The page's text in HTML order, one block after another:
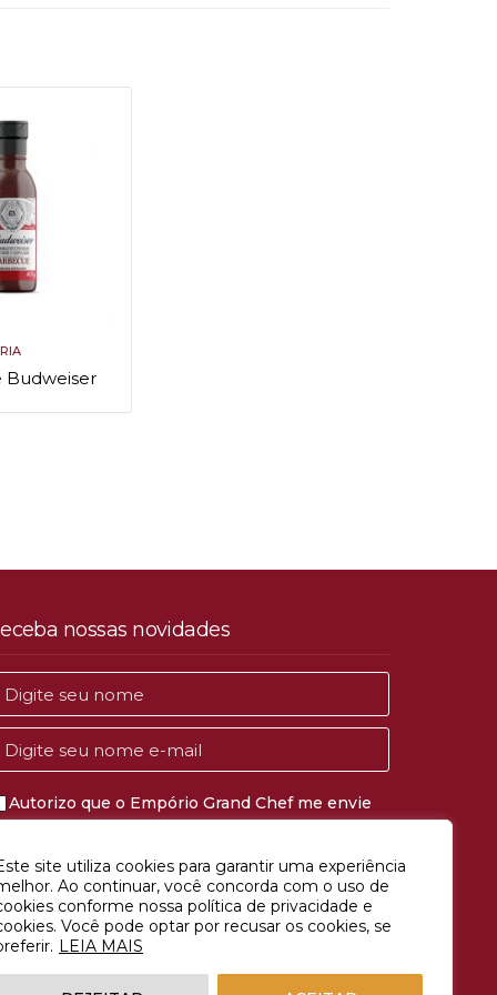
site utiliza cookies para garantir uma experiência
Ao continuar, você concorda com o uso de
conforme nossa política de privacidade e
Você pode optar por recusar os cookies, se
LEIA MAIS
Budweiser
nossas novidades
Autorizo que o Empório Grand Chef me envie
CADASTRAR